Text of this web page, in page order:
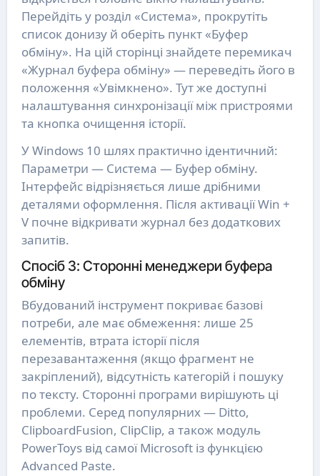
Перейдіть у розділ «Система», прокрутіть
список донизу й оберіть пункт «Буфер
обміну». На цій сторінці знайдете перемикач
«Журнал буфера обміну» — переведіть його в
положення «Увімкнено». Тут же доступні
налаштування синхронізації між пристроями
та кнопка очищення історії.
У Windows 10 шлях практично ідентичний:
Параметри — Система — Буфер обміну.
Інтерфейс відрізняється лише дрібними
деталями оформлення. Після активації Win +
V почне відкривати журнал без додаткових
запитів.
Спосіб 3: Сторонні менеджери буфера
обміну
Вбудований інструмент покриває базові
потреби, але має обмеження: лише 25
елементів, втрата історії після
перезавантаження (якщо фрагмент не
закріплений), відсутність категорій і пошуку
по тексту. Сторонні програми вирішують ці
проблеми. Серед популярних — Ditto,
ClipboardFusion, ClipClip, а також модуль
PowerToys від самої Microsoft із функцією
Advanced Paste.